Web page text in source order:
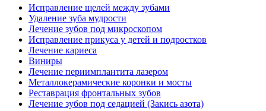
Исправление щелей между зубами
Удаление зуба мудрости
Лечение зубов под микроскопом
Исправление прикуса у детей и подростков
Лечение кариеса
Виниры
Лечение периимплантита лазером
Металлокерамические коронки и мосты
Реставрация фронтальных зубов
Лечение зубов под седацией (Закись азота)